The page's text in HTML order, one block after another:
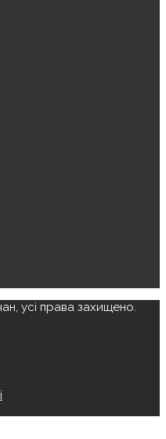
усі права захищено.